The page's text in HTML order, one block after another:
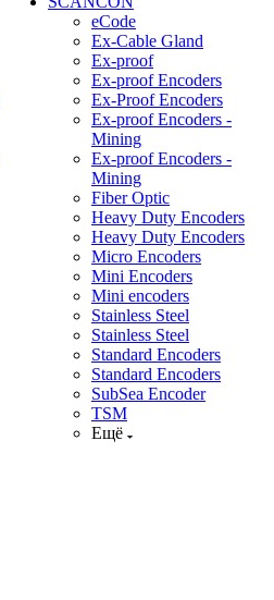
eCode
Ex-Cable Gland
Ex-proof
Ex-proof Encoders
Ex-Proof Encoders
Ex-proof Encoders -
Mining
Ex-proof Encoders -
Mining
Fiber Optic
Heavy Duty Encoders
Heavy Duty Encoders
Micro Encoders
Mini Encoders
Mini encoders
Stainless Steel
Stainless Steel
Standard Encoders
Standard Encoders
SubSea Encoder
TSM
Ещё